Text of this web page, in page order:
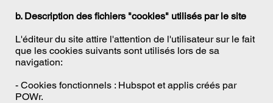
b. Description des fichiers "cookies" utilisés par le site
L'éditeur du site attire l'attention de l'utilisateur sur le fait
que les cookies suivants sont utilisés lors de sa
navigation:
- Cookies fonctionnels : Hubspot et applis créés par
POWr.